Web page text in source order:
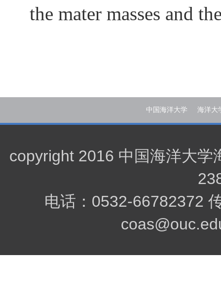
the mater masses and
中国海洋大学 海洋大
copyright 2016 中国海洋大学
电话：0532-66782372